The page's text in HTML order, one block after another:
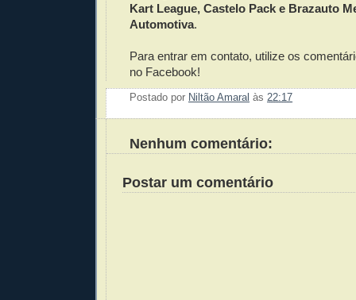
Kart League, Castelo Pack e Brazauto
Automotiva.
Para entrar em contato, utilize os
no Facebook!
Postado por Niltão Amaral às 22:17
Nenhum comentário:
Postar um comentário